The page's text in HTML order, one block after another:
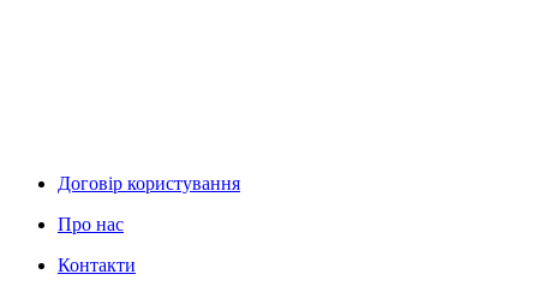
Договір користування
Про нас
Контакти